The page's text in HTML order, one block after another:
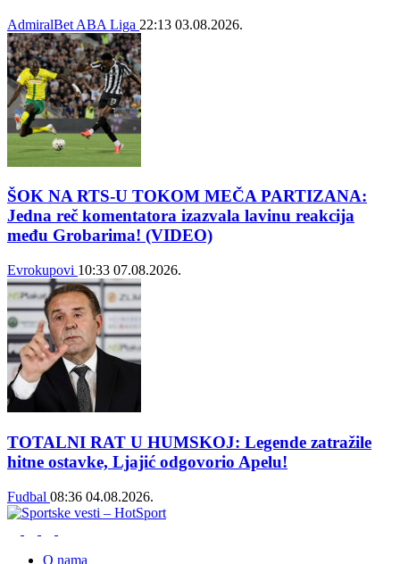
AdmiralBet ABA Liga 22:13 03.08.2026.
ŠOK NA RTS-U TOKOM MEČA PARTIZANA:
Jedna reč komentatora izazvala lavinu reakcija
među Grobarima! (VIDEO)
Evrokupovi 10:33 07.08.2026.
TOTALNI RAT U HUMSKOJ: Legende zatražile
hitne ostavke, Ljajić odgovorio Apelu!
Fudbal 08:36 04.08.2026.
O nama